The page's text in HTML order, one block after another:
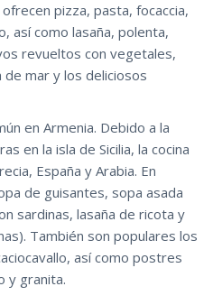
pizza, pasta, focaccia,
así como lasaña, polenta,
revueltos con vegetales,
mar y los deliciosos
en Armenia. Debido a la
en la isla de Sicilia, la cocina
España y Arabia. En
de guisantes, sopa asada
sardinas, lasaña de ricota y
También son populares los
así como postres
y granita.